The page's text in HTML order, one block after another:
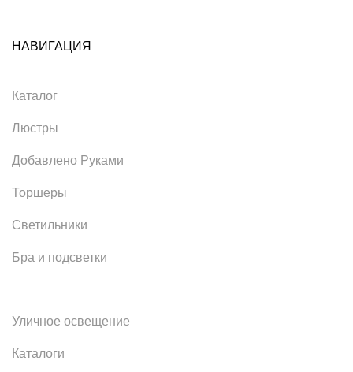
НАВИГАЦИЯ
Каталог
Люстры
Добавлено Руками
Торшеры
Светильники
Бра и подсветки
Уличное освещение
Каталоги